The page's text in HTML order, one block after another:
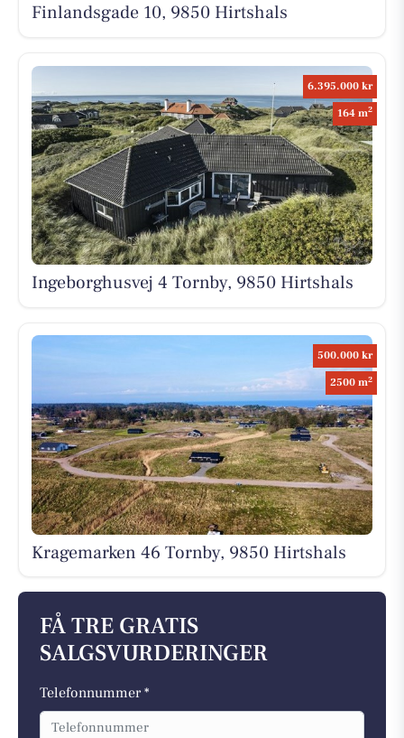
Finlandsgade 10, 9850 Hirtshals
6.395.000 kr
164 m2
Ingeborghusvej 4 Tornby, 9850 Hirtshals
500.000 kr
2500 m2
Kragemarken 46 Tornby, 9850 Hirtshals
FÅ TRE GRATIS
SALGSVURDERINGER
Telefonnummer *